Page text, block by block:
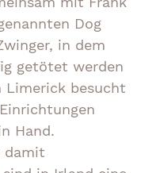
Dog
in dem
getötet werden
Limerick besucht
Hand.
damit